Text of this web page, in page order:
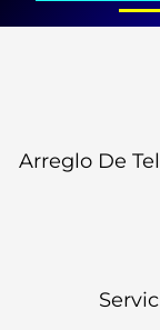
Arreglo De